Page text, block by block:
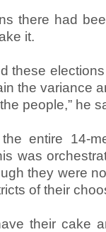
there had
it.
these
the variance
people,” he
entire 14-
was
they were
of their
their cake